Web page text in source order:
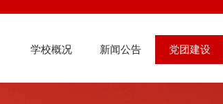
学校概况 新闻公告 党团建设